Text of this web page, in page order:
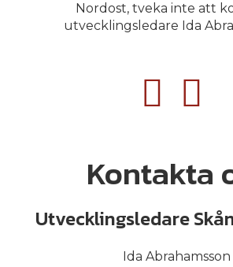
Nordost, tveka inte att
utvecklingsledare Ida
Kontakta
Utvecklingsledare
Ida Abrahamsson